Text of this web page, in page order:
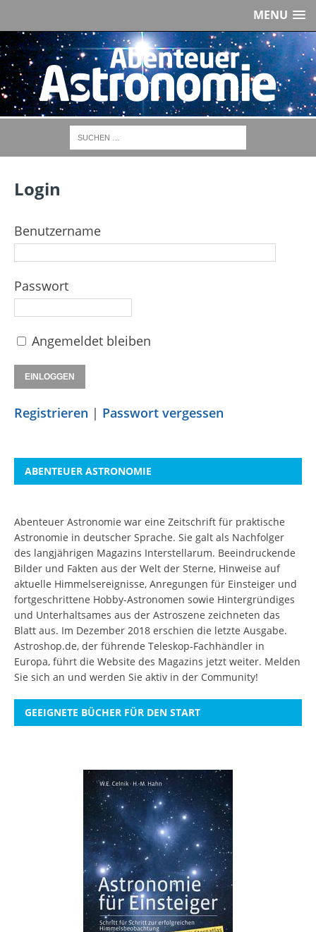
MENU
Login
Benutzername
Passwort
Angemeldet bleiben
Registrieren | Passwort vergessen
ABENTEUER ASTRONOMIE
Abenteuer Astronomie war eine Zeitschrift für praktische
Astronomie in deutscher Sprache. Sie galt als Nachfolger
des langjährigen Magazins Interstellarum. Beeindruckende
Bilder und Fakten aus der Welt der Sterne, Hinweise auf
aktuelle Himmelsereignisse, Anregungen für Einsteiger und
fortgeschrittene Hobby-Astronomen sowie Hintergründiges
und Unterhaltsames aus der Astroszene zeichneten das
Blatt aus. Im Dezember 2018 erschien die letzte Ausgabe.
Astroshop.de, der führende Teleskop-Fachhändler in
Europa, führt die Website des Magazins jetzt weiter. Melden
Sie sich an und werden Sie aktiv in der Community!
GEEIGNETE BÜCHER FÜR DEN START